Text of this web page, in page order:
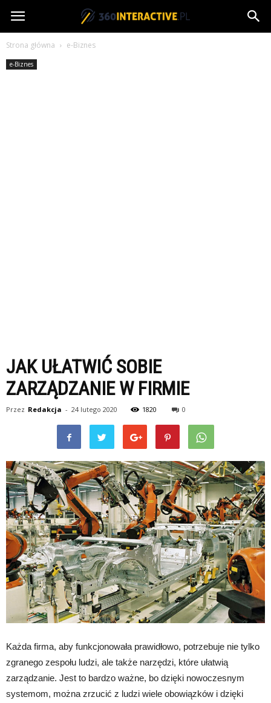
360interactive.pl
Strona główna e-Biznes
e-Biznes
JAK UŁATWIĆ SOBIE
ZARZĄDZANIE W FIRMIE
Przez Redakcja - 24 lutego 2020 1820 0
Każda firma, aby funkcjonowała prawidłowo, potrzebuje nie tylko
zgranego zespołu ludzi, ale także narzędzi, które ułatwią
zarządzanie. Jest to bardzo ważne, bo dzięki nowoczesnym
systemom, można zrzucić z ludzi wiele obowiązków i dzięki